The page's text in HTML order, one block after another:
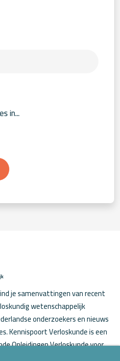
je samenvattingen van recent
wetenschappelijk
onderzoekers en nieuws
Kennispoort Verloskunde is een
Opleidingen Verloskunde voor